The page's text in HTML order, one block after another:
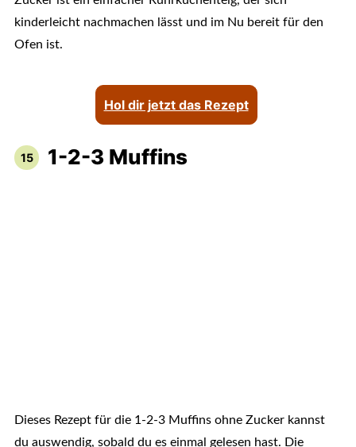
kinderleicht nachmachen lässt und im Nu bereit für den
Ofen ist.
Hol dir jetzt das Rezept
1-2-3 Muffins
Dieses Rezept für die 1-2-3 Muffins ohne Zucker kannst
du auswendig, sobald du es einmal gelesen hast. Die